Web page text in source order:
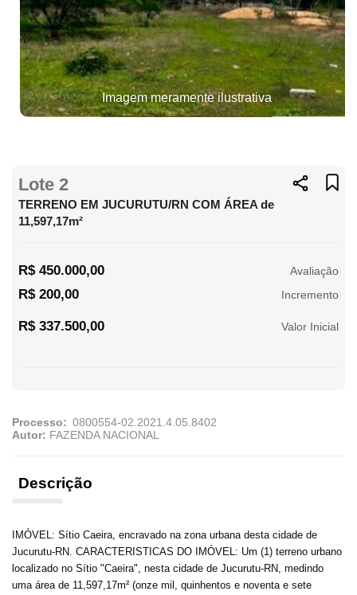
Imagem meramente ilustrativa
Processo:
Autor: FAZENDA NACIONAL
Descrição
IMÓVEL: Sítio Caeira, encravado na zona urbana desta cidade de
Jucurutu-RN. CARACTERISTICAS DO IMÓVEL: Um (1) terreno urbano
localizado no Sítio "Caeira", nesta cidade de Jucurutu-RN, medindo
uma área de 11,597,17m² (onze mil, quinhentos e noventa e sete
Lote 2
TERRENO EM JUCURUTU/RN COM ÁREA de
11,597,17m²
R$ 450.000,00 Avaliação
R$ 200,00 Incremento
R$ 337.500,00 Valor Inicial